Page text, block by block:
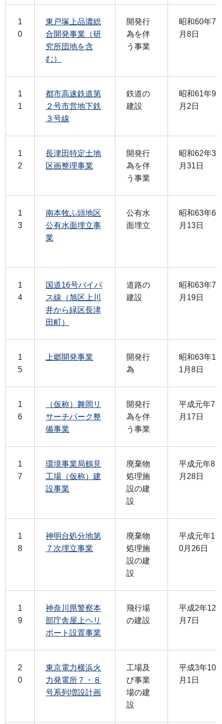
1
0
東戸塚上品濃総
合開発事業（研
究所団地を含
む）
開発行
為を伴
う事業
昭和60年7
月8日
1
1
都市高速鉄道第
２号市営地下鉄
３号線
鉄道の
建設
昭和61年9
月2日
1
2
長津田特定土地
区画整理事業
開発行
為を伴
う事業
昭和62年3
月31日
1
3
南本牧ふ頭地区
公有水面埋立事
業
公有水
面埋立
昭和63年6
月13日
1
4
国道16号バイパ
ス線（旭区上川
井から緑区長津
田町）
道路の
建設
昭和63年7
月19日
1
5
上郷開発事業
開発行
為
昭和63年1
1月8日
1
6
（仮称）舞岡リ
サーチパーク整
備事業
開発行
為を伴
う事業
平成元年7
月17日
1
7
環境事業局鶴見
工場（仮称）建
設事業
廃棄物
処理施
設の建
設
平成元年8
月28日
1
8
神明台処分地第
７次埋立事業
廃棄物
処理施
設の建
設
平成元年1
0月26日
1
9
神奈川県警察本
部庁舎屋上ヘリ
ポート設置事業
飛行場
の建設
平成2年12
月7日
2
0
東京電力横浜火
力発電所７・８
号系列増設計画
工場及
び事業
場の建
設
平成3年10
月1日